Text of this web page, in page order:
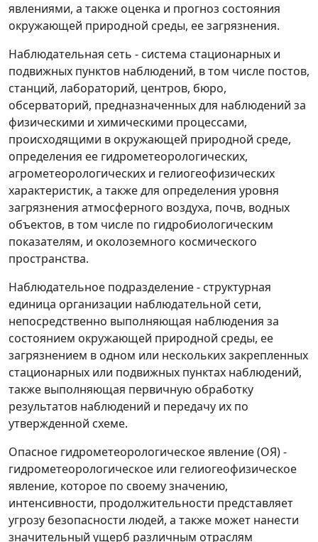
явлениями, а также оценка и прогноз состояния
окружающей природной среды, ее загрязнения.
Наблюдательная сеть - система стационарных и
подвижных пунктов наблюдений, в том числе постов,
станций, лабораторий, центров, бюро,
обсерваторий, предназначенных для наблюдений за
физическими и химическими процессами,
происходящими в окружающей природной среде,
определения ее гидрометеорологических,
агрометеорологических и гелиогеофизических
характеристик, а также для определения уровня
загрязнения атмосферного воздуха, почв, водных
объектов, в том числе по гидробиологическим
показателям, и околоземного космического
пространства.
Наблюдательное подразделение- структурная
единица организации наблюдательной сети,
непосредственно выполняющая наблюдения за
состоянием окружающей природной среды, ее
загрязнением в одном или нескольких закрепленных
стационарных или подвижных пунктах наблюдений,
также выполняющая первичную обработку
результатов наблюдений и передачу их по
утвержденной схеме.
Опасное гидрометеорологическое явление (ОЯ)-
гидрометеорологическое или гелиогеофизическое
явление, которое по своему значению,
интенсивности, продолжительности представляет
угрозу безопасности людей, а также может нанести
значительный ущерб различным отраслям